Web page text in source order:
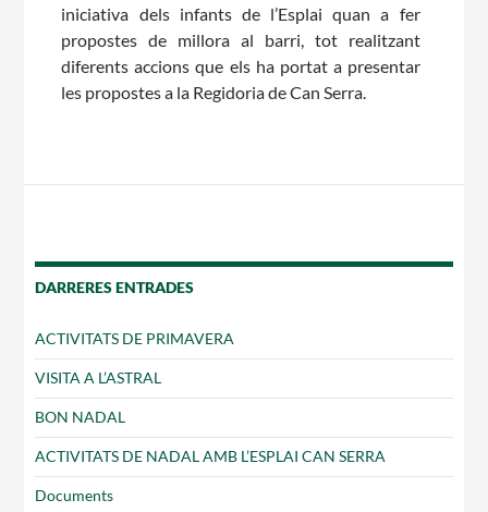
iniciativa dels infants de l’Esplai quan a fer
propostes de millora al barri, tot realitzant
diferents accions que els ha portat a presentar
les propostes a la Regidoria de Can Serra.
DARRERES ENTRADES
ACTIVITATS DE PRIMAVERA
VISITA A L’ASTRAL
BON NADAL
ACTIVITATS DE NADAL AMB L’ESPLAI CAN SERRA
Documents
Diari de la Fundació
Fundesplai als mitjans
Xarxes socials
Fes un donatiu